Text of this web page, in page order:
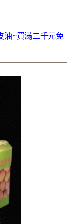
油~買滿二千元免
喉嚨最好聖品～
約正品服飾~滿
櫃專車 預約專
75折~售完為止!
~買滿二千元免
喉嚨最好聖品～
約正品服飾~滿